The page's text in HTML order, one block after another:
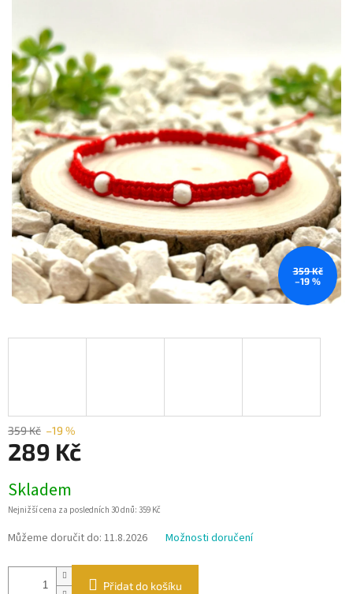
359 Kč
–19 %
359 Kč –19 %
289 Kč
cena:
Skladem
Nejnižší cena za posledních 30 dnů: 359 Kč
Můžeme doručit do: 11.8.2026 Možnosti doručení
Přidat do košíku